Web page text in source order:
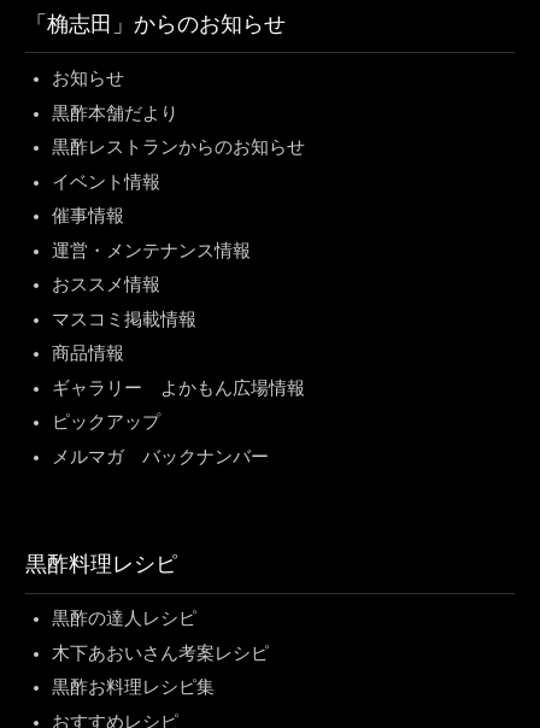
「桷志田」からのお知らせ
お知らせ
黒酢本舗だより
黒酢レストランからのお知らせ
イベント情報
催事情報
運営・メンテナンス情報
おススメ情報
マスコミ掲載情報
商品情報
ギャラリー よかもん広場情報
ピックアップ
メルマガ バックナンバー
黒酢料理レシピ
黒酢の達人レシピ
木下あおいさん考案レシピ
黒酢お料理レシピ集
おすすめレシピ